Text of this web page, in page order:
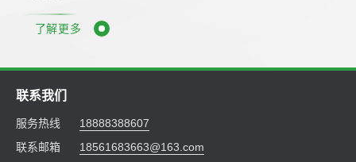
了解更多
联系我们
服务热线
18888388607
联系邮箱
18561683663@163.com